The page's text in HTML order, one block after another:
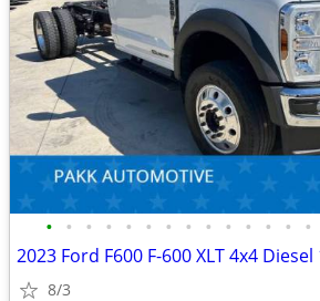
• • • • • • • • • • • • • •
8/3